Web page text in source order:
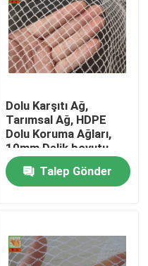
Dolu Karşıtı Ağ,
Tarımsal Ağ, HDPE
Dolu Koruma Ağları,
10mm Delik boyutu,
Beyaz Renk
Talep Gönder